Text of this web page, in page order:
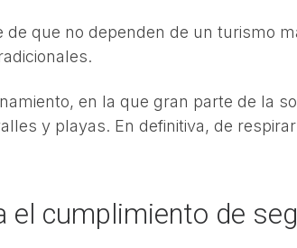
que no dependen de un turismo
en la que gran parte de la
y playas. En definitiva, de
cumplimiento de